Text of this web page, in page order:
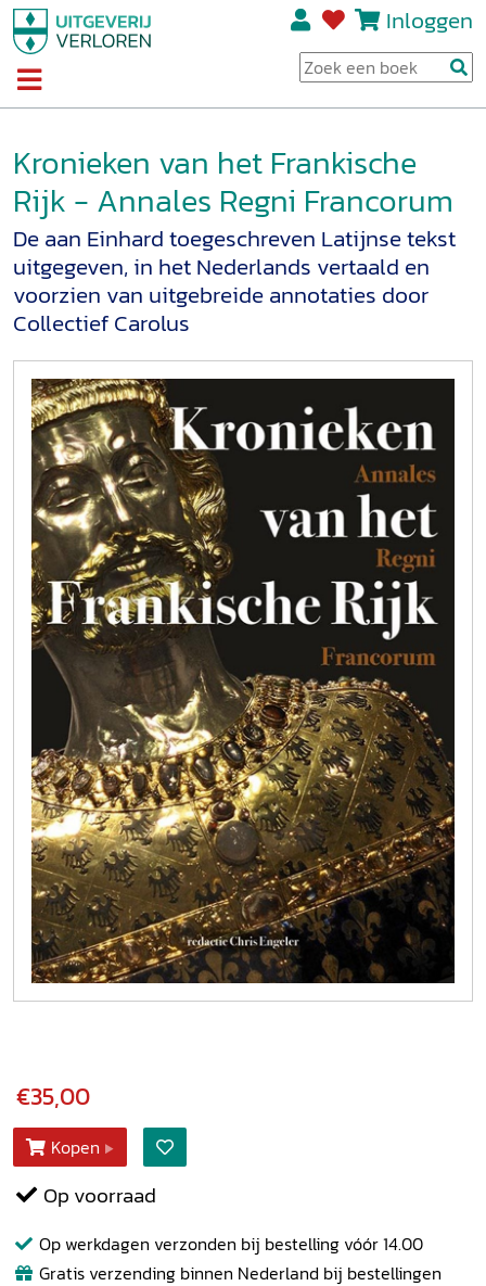
Inloggen
Kronieken van het Frankische
Rijk - Annales Regni Francorum
De aan Einhard toegeschreven Latijnse tekst
uitgegeven, in het Nederlands vertaald en
voorzien van uitgebreide annotaties door
Collectief Carolus
€35,00
Kopen
Op voorraad
Op werkdagen verzonden bij bestelling vóór 14.00
Gratis verzending binnen Nederland bij bestellingen